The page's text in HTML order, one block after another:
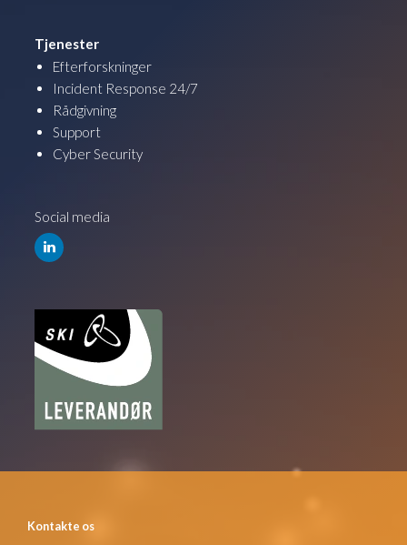
Tjenester
Efterforskninger
Incident Response 24/7
Rådgivning
Support
Cyber Security
Social media
Kontakte os